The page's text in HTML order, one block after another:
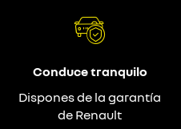
Conduce tranquilo
Dispones de la garantía
de Renault